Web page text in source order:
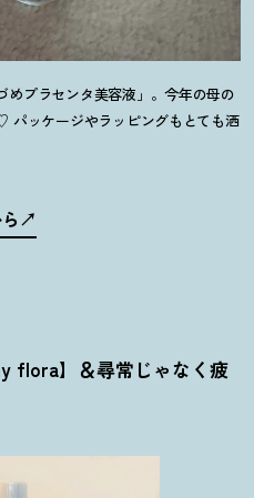
めプラセンタ美容液」。今年の母の
パッケージやラッピングもとても洒
flora】＆尋常じゃなく疲